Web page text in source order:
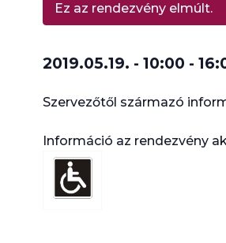
Ez az rendezvény elmúlt.
2019.05.19. - 10:00 -
Szervezőtől származó
Információ az rendezvény